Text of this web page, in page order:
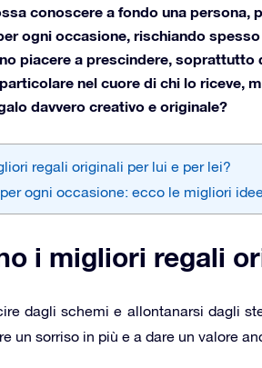
conoscere a fondo una persona,
ogni occasione, rischiando
piacere a prescindere,
nel cuore di chi lo riceve,
davvero creativo e originale?
regali originali per lui e per lei?
ogni occasione: ecco le migliori
i migliori regali
dagli schemi e allontanarsi dagli
un sorriso in più e a dare un valore